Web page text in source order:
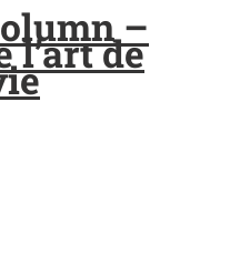
–
l’art de